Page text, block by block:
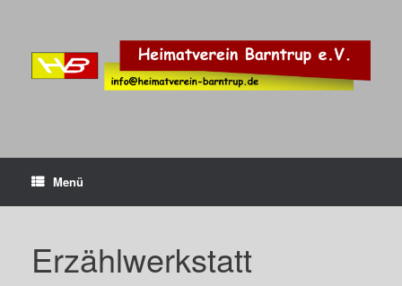
Menü
Erzählwerkstatt